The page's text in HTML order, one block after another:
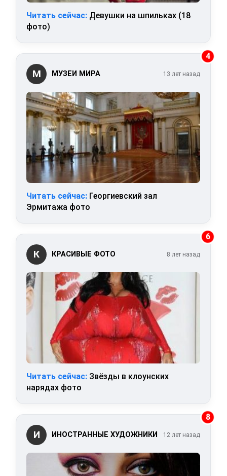
Читать сейчас: Девушки на шпильках (18
фото)
4
М МУЗЕИ МИРА 13 лет назад
Читать сейчас: Георгиевский зал
Эрмитажа фото
6
К КРАСИВЫЕ ФОТО 8 лет назад
Читать сейчас: Звёзды в клоунских
нарядах фото
8
И ИНОСТРАННЫЕ ХУДОЖНИКИ 12 лет назад